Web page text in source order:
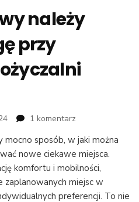
należy
przy
1 komentarz
jakie
sprawy
należy
zwrócić
uwagę
mocno sposób, w jaki można
nowe ciekawe miejsca.
komfortu i mobilności,
zaplanowanych miejsc w
preferencji. To nie